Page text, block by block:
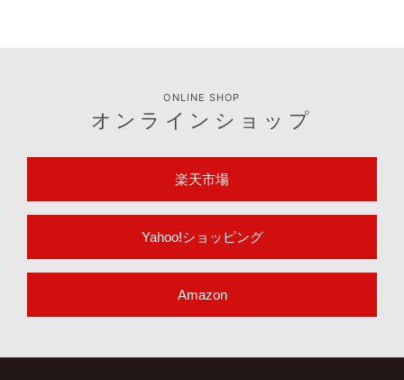
ONLINE SHOP
オンラインショップ
楽天市場
Yahoo!ショッピング
Amazon